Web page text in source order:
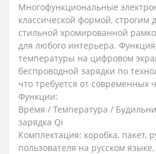
Многофункциональные
классической формой, строгим
стильной хромированной
для любого интерьера.
температуры на цифровом
беспроводной зарядки по
что требуется от современных
Функции:
Время / Температура /
зарядка Qi
Комплектация: коробка, пакет,
пользователя на русском